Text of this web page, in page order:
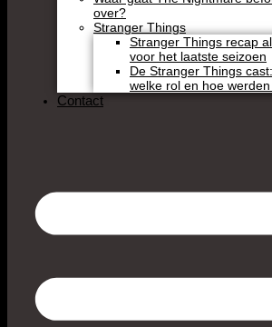
over?
Stranger Things
Stranger Things recap
voor het laatste seizoen
De Stranger Things
welke rol en hoe
Contact